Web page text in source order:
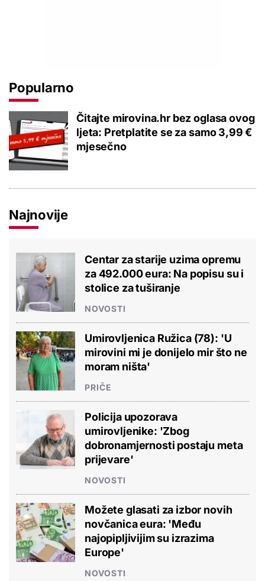
Popularno
Čitajte mirovina.hr bez oglasa ovog
ljeta: Pretplatite se za samo 3,99 €
mjesečno
Najnovije
Centar za starije uzima opremu
za 492.000 eura: Na popisu su i
stolice za tuširanje
NOVOSTI
Umirovljenica Ružica (78): 'U
mirovini mi je donijelo mir što ne
moram ništa'
PRIČE
Policija upozorava
umirovljenike: 'Zbog
dobronamjernosti postaju meta
prijevare'
NOVOSTI
Možete glasati za izbor novih
novčanica eura: 'Među
najopipljivijim su izrazima
Europe'
NOVOSTI